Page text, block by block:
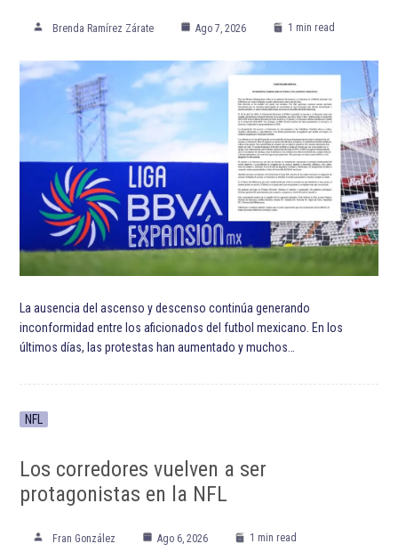
Brenda Ramírez Zárate Ago 7, 2026 1 min read
La ausencia del ascenso y descenso continúa generando
inconformidad entre los aficionados del futbol mexicano. En los
últimos días, las protestas han aumentado y muchos…
NFL
Los corredores vuelven a ser
protagonistas en la NFL
Fran González Ago 6, 2026 1 min read